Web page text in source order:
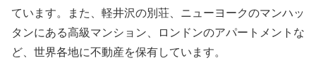
ています。また、軽井沢の別荘、ニューヨークのマンハッ
タンにある高級マンション、ロンドンのアパートメントな
ど、世界各地に不動産を保有しています。